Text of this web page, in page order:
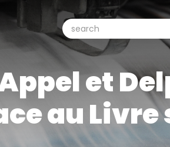
Search
search
et
au Livre